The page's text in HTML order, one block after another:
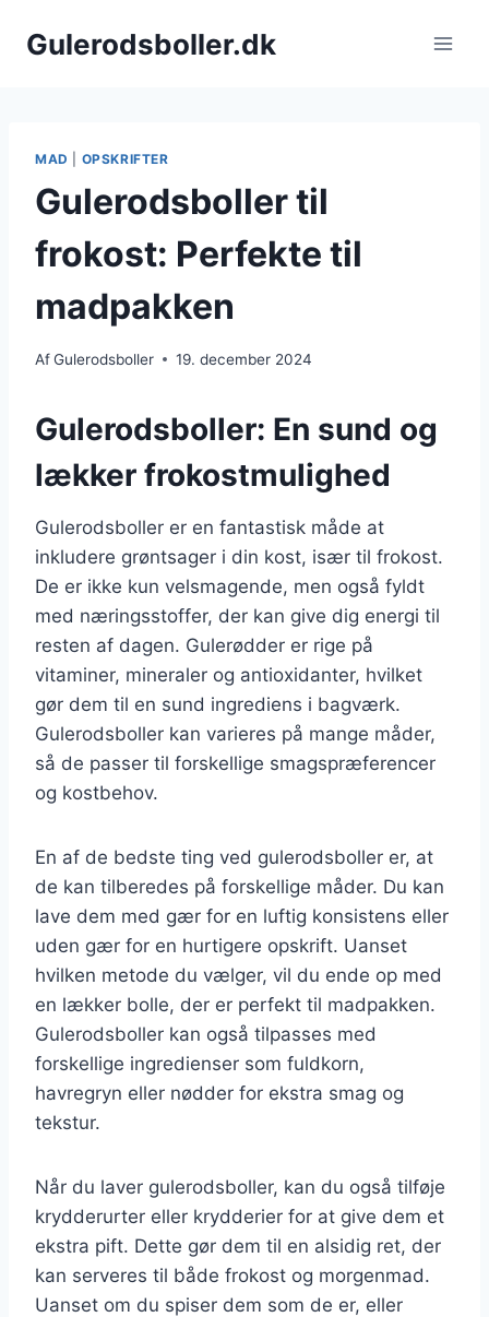
Gulerodsboller.dk
MAD OPSKRIFTER
Gulerodsboller til
frokost: Perfekte til
madpakken
AfGulerodsboller 19. december 2024
Gulerodsboller: En sund og
lækker frokostmulighed
Gulerodsboller er en fantastisk måde at
inkludere grøntsager i din kost, især til frokost.
De er ikke kun velsmagende, men også fyldt
med næringsstoffer, der kan give dig energi til
resten af dagen. Gulerødder er rige på
vitaminer, mineraler og antioxidanter, hvilket
gør dem til en sund ingrediens i bagværk.
Gulerodsboller kan varieres på mange måder,
så de passer til forskellige smagspræferencer
og kostbehov.
En af de bedste ting ved gulerodsboller er, at
de kan tilberedes på forskellige måder. Du kan
lave dem med gær for en luftig konsistens eller
uden gær for en hurtigere opskrift. Uanset
hvilken metode du vælger, vil du ende op med
en lækker bolle, der er perfekt til madpakken.
Gulerodsboller kan også tilpasses med
forskellige ingredienser som fuldkorn,
havregryn eller nødder for ekstra smag og
tekstur.
Når du laver gulerodsboller, kan du også tilføje
krydderurter eller krydderier for at give dem et
ekstra pift. Dette gør dem til en alsidig ret, der
kan serveres til både frokost og morgenmad.
Uanset om du spiser dem som de er, eller